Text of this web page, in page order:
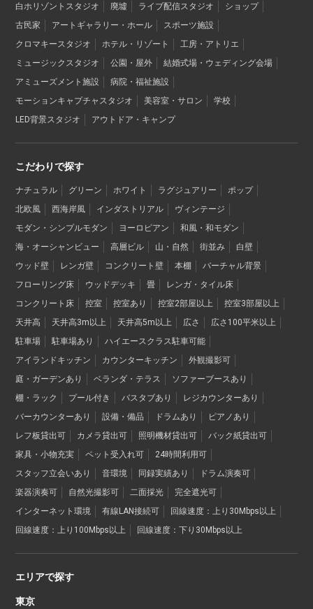
白ホリゾントスタジオ
廃墟 ライブ配信スタジオ
ショップ
古民家
アートギャラリー・ホール
スポーツ施設
クロマキースタジオ
ホテル・リゾート
工房・アトリエ
ミュージックスタジオ
公園・屋外
結婚式場・ウェディング会場
アミューズメント施設
病院・福祉施設
モーションキャプチャスタジオ
美容室・サロン
学校
LED背景スタジオ
アウトドア・キャンプ
こだわりで探す
ナチュラル グリーン ホワイト ラグジュアリー
ポップ
北欧風
西海岸風 インダストリアル
ヴィンテージ
モダン・シンプルモダン
ヨーロピアン
和風・和モダン
海・オーシャンビュー
高層ビル 山・自然 街並み
白壁
ウッド壁
レンガ壁 コンクリート壁 本棚
バーチャル背景
フローリング床
ウッドデッキ 畳
レンガ・タイル床
コンクリート床
控室 控室あり 控室2部屋以上
控室3部屋以上
天井高
天井高3m以上 天井高5m以上 広さ
広さ100平米以上
駐車場
駐車場あり
ハイエースクラス駐車可能
アイランドキッチン
カウンターキッチン
外観撮影可
庭・ガーデンあり
ベランダ・テラス
ソファーブースあり
棚・ラック
プール付き バスタブあり
レジカウンターあり
バーカウンターあり
設備・備品 ドラムあり
ピアノあり
レフ板貸出可
カメラ貸出可 照明機材貸出可
バック紙貸出可
家具・小物充実
ペット受入れ可
24時間利用可
スタッフ立会いあり
音環境 同録実績あり
ドラム演奏可
楽器演奏可
自然光撮影可 二面採光
完全遮光可
インターネット環境
有線LAN接続可
回線速度：上り30Mbps以上
回線速度：上り100Mbps以上
回線速度：下り30Mbps以上
エリアで探す
東京